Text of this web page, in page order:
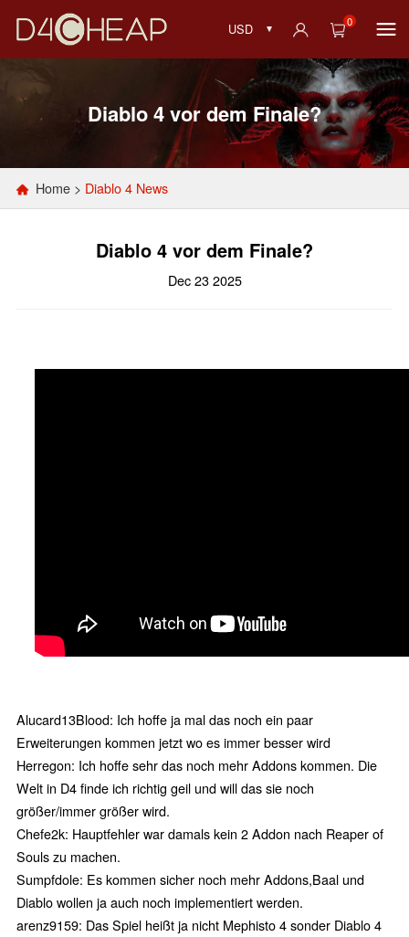
USD 0
Diablo 4 vor dem Finale?
Home > Diablo 4 News
Diablo 4 vor dem Finale?
Dec 23 2025
Alucard13Blood: Ich hoffe ja mal das noch ein paar
Erweiterungen kommen jetzt wo es immer besser wird
Herregon: Ich hoffe sehr das noch mehr Addons kommen. Die
Welt in D4 finde ich richtig geil und will das sie noch
größer/immer größer wird.
Chefe2k: Hauptfehler war damals kein 2 Addon nach Reaper of
Souls zu machen.
Sumpfdole: Es kommen sicher noch mehr Addons,Baal und
Diablo wollen ja auch noch implementiert werden.
arenz9159: Das Spiel heißt ja nicht Mephisto 4 sonder Diablo 4